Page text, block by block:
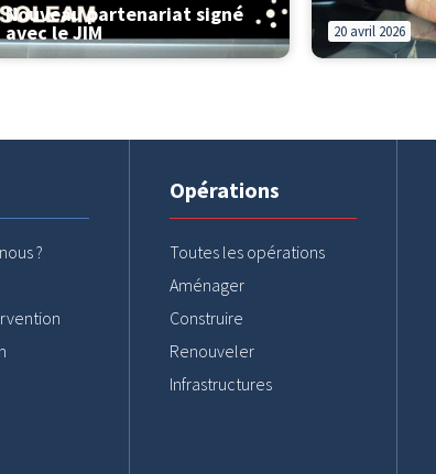
Nouveau partenariat signé
avec le JIM 20 avril 2026
?
Opérations
Toutes les opérations
Aménager
Construire
Renouveler
Infrastructures